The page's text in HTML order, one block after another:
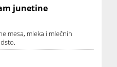
junetine
mesa, mleka i mlečnih